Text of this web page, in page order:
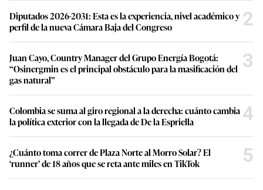
Diputados 2026-2031: Esta es la experiencia, nivel académico y
perfil de la nueva Cámara Baja del Congreso
2
Juan Cayo, Country Manager del Grupo Energía Bogotá:
“Osinergmin es el principal obstáculo para la masificación del
gas natural”
3
Colombia se suma al giro regional a la derecha: cuánto cambia
la política exterior con la llegada de De la Espriella
4
¿Cuánto toma correr de Plaza Norte al Morro Solar? El
‘runner’ de 18 años que se reta ante miles en TikTok
5